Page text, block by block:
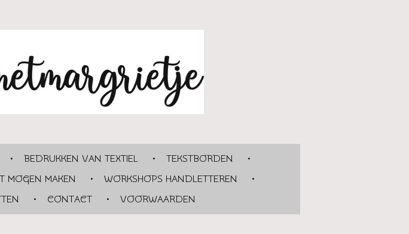
BEDRUKKEN VAN TEXTIEL
TEKSTBORDEN
MOGEN MAKEN
WORKSHOPS HANDLETTEREN
CONTACT VOORWAARDEN